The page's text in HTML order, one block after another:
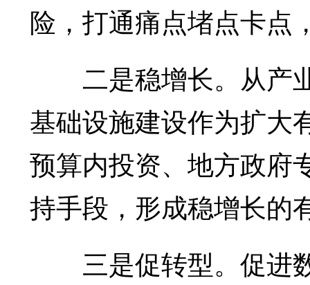
险，打通痛点堵点卡点
二是稳增长。从产
基础设施建设作为扩大
预算内投资、地方政府
持手段，形成稳增长的
三是促转型。促进